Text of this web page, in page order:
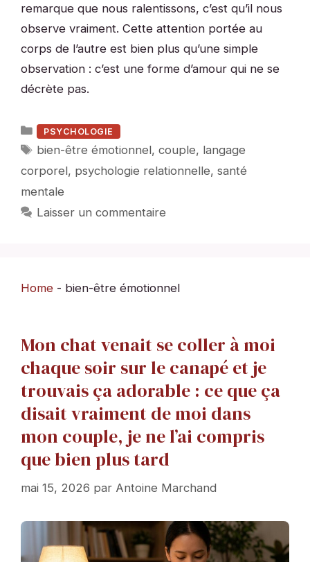
remarque que nous ralentissons, c’est qu’il nous
observe vraiment. Cette attention portée au
corps de l’autre est bien plus qu’une simple
observation : c’est une forme d’amour qui ne se
décrète pas.
Catégories
PSYCHOLOGIE
Étiquettes
bien-être émotionnel,couple, langage
corporel, psychologie relationnelle, santé
mentale
Laisser un commentaire
Home - bien-être émotionnel
Mon chat venait se coller à moi
chaque soir sur le canapé et je
trouvais ça adorable : ce que ça
disait vraiment de moi dans
mon couple, je ne l’ai compris
que bien plus tard
mai 15, 2026 par Antoine Marchand